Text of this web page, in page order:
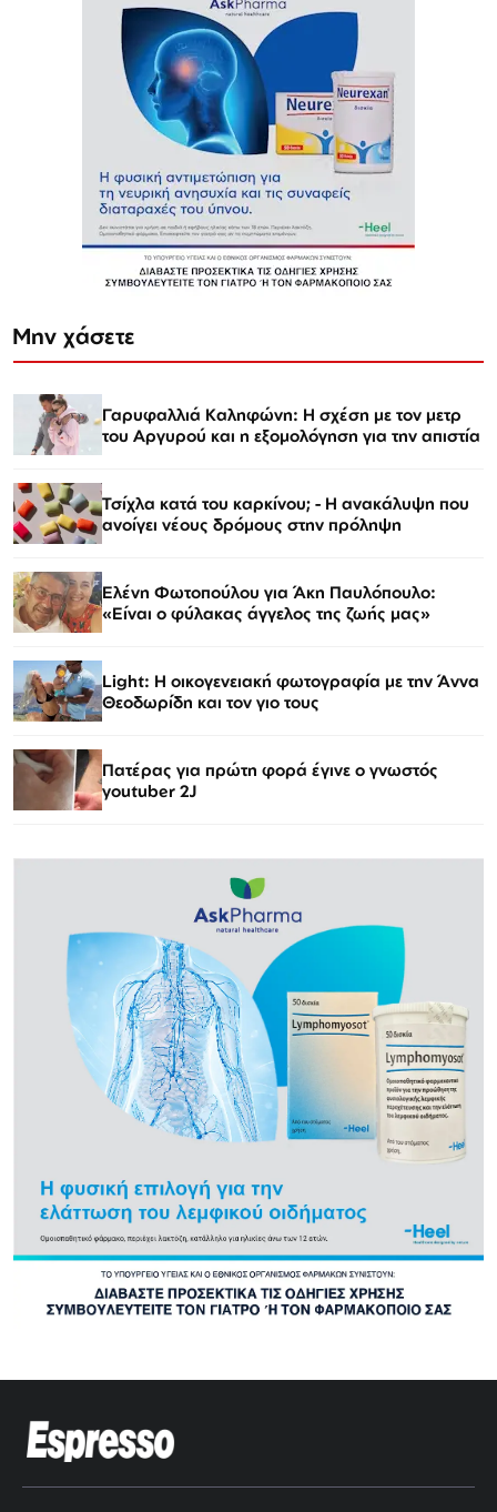
Μην χάσετε
Γαρυφαλλιά Καληφώνη: Η σχέση με τον μετρ
του Αργυρού και η εξομολόγηση για την απιστία
Τσίχλα κατά του καρκίνου; - Η ανακάλυψη που
ανοίγει νέους δρόμους στην πρόληψη
Ελένη Φωτοπούλου για Άκη Παυλόπουλο:
«Είναι ο φύλακας άγγελος της ζωής μας»
Light: Η οικογενειακή φωτογραφία με την Άννα
Θεοδωρίδη και τον γιο τους
Πατέρας για πρώτη φορά έγινε ο γνωστός
youtuber 2J